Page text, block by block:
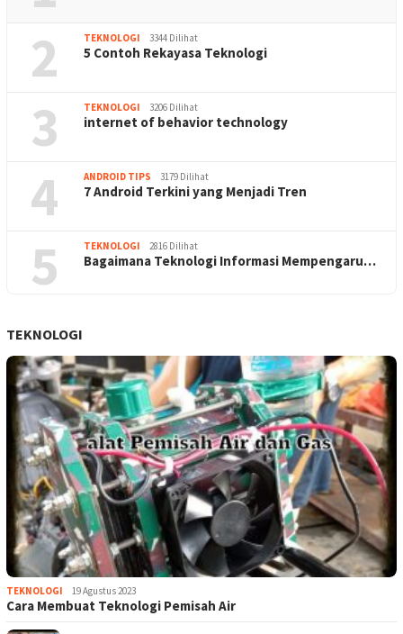
2 TEKNOLOGI 3344 Dilihat
5 Contoh Rekayasa Teknologi
3 TEKNOLOGI 3206 Dilihat
internet of behavior technology
4 ANDROID TIPS 3179 Dilihat
7 Android Terkini yang Menjadi Tren
5 TEKNOLOGI 2816 Dilihat
Bagaimana Teknologi Informasi Mempengaru…
TEKNOLOGI
TEKNOLOGI 19 Agustus 2023
Cara Membuat Teknologi Pemisah Air